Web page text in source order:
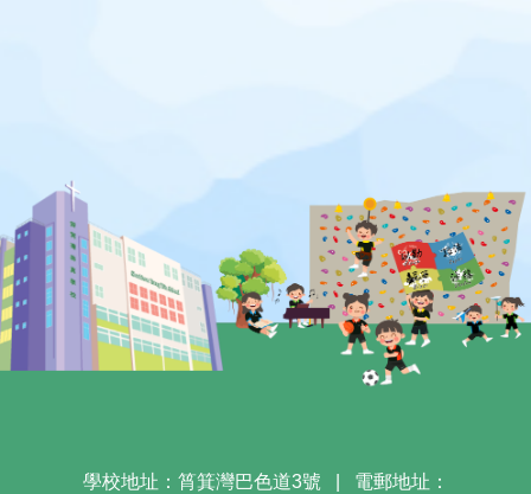
學校地址：筲箕灣巴色道3號 電郵地址：